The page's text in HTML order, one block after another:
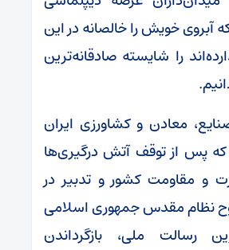
آبروی خویش را خالصانه در این
را شایسته صادقانه‌ترین
صنایع، معادن و کشاورزی ایران
که پس از توقف آتش درگیری‌ها
و مقاومت کشور و تدبیر در
نظام مقدس جمهوری اسلامی
رسالت ملی، بازگرداندن